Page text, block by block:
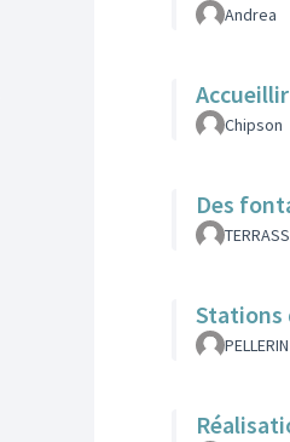
Andrea
Chipson
Des
Stations
PELLERIN